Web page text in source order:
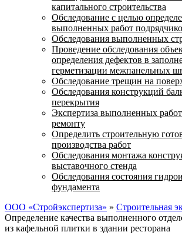
капитального строительства
Обследование с целью
выполненных работ
Обследования выполненных
Проведение обследования
определения дефектов в
герметизации межпанельных
Обследование трещин на
Обследования конструкций
перекрытия
Экспертиза выполненных
ремонту
Определить строительную
производства работ
Обследования монтажа
выставочного стенда
Обследования состояния
фундамента
ООО «Стройэкспертиза» » Строительная
Определение качества выполненного
из кафельной плитки в здании ресторана